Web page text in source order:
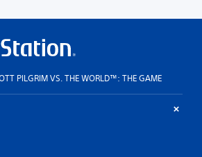
PILGRIM VS. THE WORLD™: THE GAME